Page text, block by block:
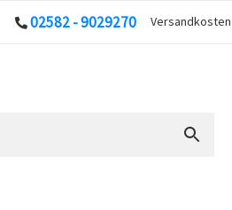
02582 - 9029270